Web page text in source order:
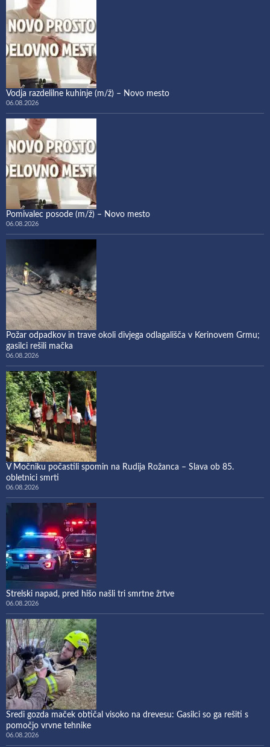
Vodja razdelilne kuhinje (m/ž) – Novo mesto
06.08.2026
Pomivalec posode (m/ž) – Novo mesto
06.08.2026
Požar odpadkov in trave okoli divjega odlagališča v Kerinovem Grmu;
gasilci rešili mačka
06.08.2026
V Močniku počastili spomin na Rudija Rožanca – Slava ob 85.
obletnici smrti
06.08.2026
Strelski napad, pred hišo našli tri smrtne žrtve
06.08.2026
Sredi gozda maček obtičal visoko na drevesu: Gasilci so ga rešiti s
pomočjo vrvne tehnike
06.08.2026